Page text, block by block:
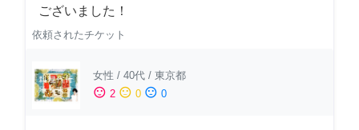
ございました！
依頼されたチケット
女性 / 40代 / 東京都
sentiment_satisfied 2 sentiment_neutral 0 sentiment_dissatisfied 0